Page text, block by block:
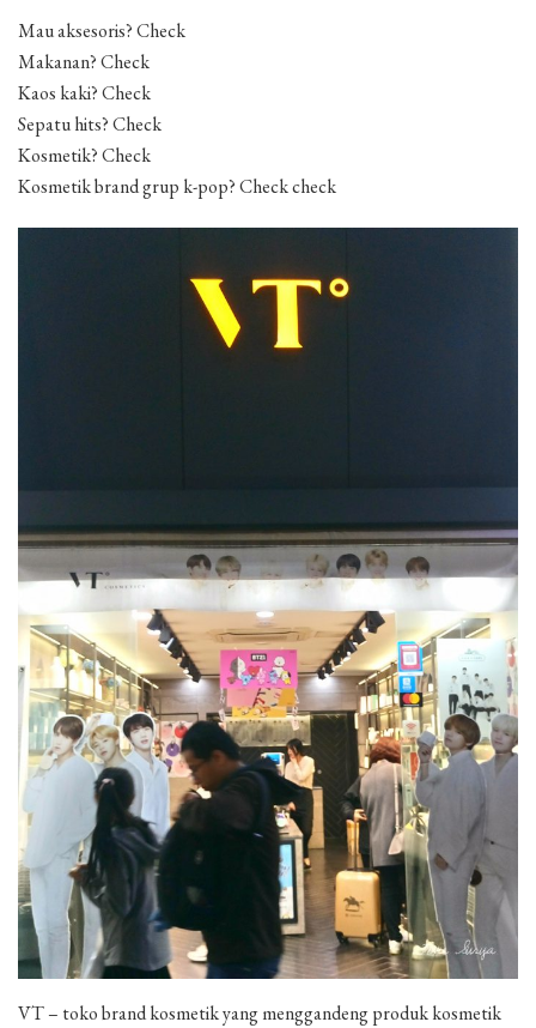
Mau aksesoris? Check
Makanan? Check
Kaos kaki? Check
Sepatu hits? Check
Kosmetik? Check
Kosmetik brand grup k-pop? Check check
VT – toko brand kosmetik yang menggandeng produk kosmetik